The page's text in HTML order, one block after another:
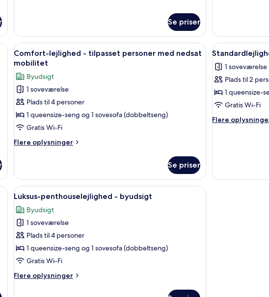
-
balkon
Se priser
stor seng, et siddeområde og et tøjstativ.
Indlæs
alle
billeder
af
Comfort-
lejlighed
-
tilpasset
personer
med
mobilitet
Pengeskab på værelset, mørklægningsgardiner,
5
Comfort-lejlighed - tilpasset personer med nedsat
mobilitet
Byudsigt
1 soveværelse
Plads til 4 personer
1 queensize-seng og 1 sovesofa (dobbeltseng)
Gratis Wi-Fi
Flere oplysninger
Flere
lejlighed
tilpasset
personer
med
nedsat
mobilitet
Se priser
Indlæs
alle
billeder
af
23
1 soveværelse
Plads til 2
1 queensize-
Gratis Wi-Fi
Flere
Flere
et spejl, en sengetavlelampe og udsigt til det fri gennem et vindue med gardiner.
Indlæs
alle
billeder
af
Luksus-
penthouselejlighed
-
Et pænt opredt soveværelse med seng, puder, et spejl,
10
Luksus-penthouselejlighed - byudsigt
Byudsigt
1 soveværelse
Plads til 4 personer
1 queensize-seng og 1 sovesofa (dobbeltseng)
Gratis Wi-Fi
Flere oplysninger
Flere